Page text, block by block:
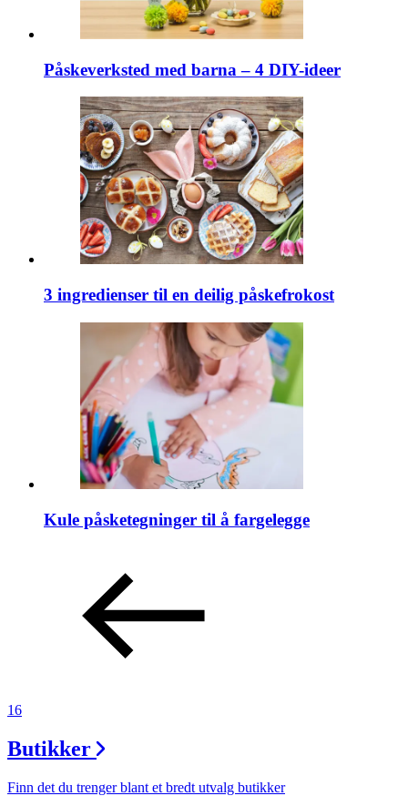
Påskeverksted med barna – 4 DIY-ideer
3 ingredienser til en deilig påskefrokost
Kule påsketegninger til å fargelegge
16
Butikker
Finn det du trenger blant et bredt utvalg butikker